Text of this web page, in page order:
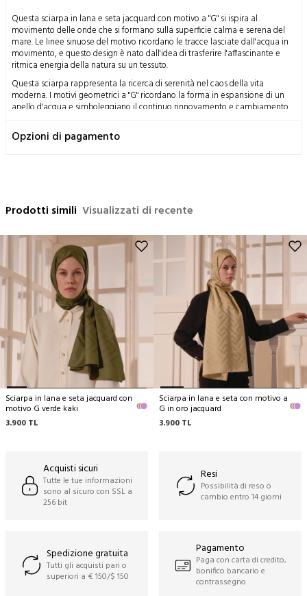
Questa sciarpa in lana e seta jacquard con motivo a "G" si ispira al
movimento delle onde che si formano sulla superficie calma e serena del
mare. Le linee sinuose del motivo ricordano le tracce lasciate dall'acqua in
movimento, e questo design è nato dall'idea di trasferire l'affascinante e
ritmica energia della natura su un tessuto.
Questa sciarpa rappresenta la ricerca di serenità nel caos della vita
moderna. I motivi geometrici a "G" ricordano la forma in espansione di un
anello d'acqua e simboleggiano il continuo rinnovamento e cambiamento.
La sua texture esprime la combinazione di lusso e comfort, mentre la
Composizione: 58% Seta 42% Lana
Questo prodotto, ottenuto dalla lavorazione del bozzolo del baco da
seta, un dono miracoloso della natura all'umanità, con metodi
tradizionali, ha una struttura delicata per natura.
Si consiglia solo il lavaggio a secco,
Si può stirare a temperatura media,
Non lavare a mano,
Non lavare in lavatrice,
Non strizzare.
Opzioni di pagamento
Prodotti simili Visualizzati di recente
Sciarpa in lana e seta jacquard con
motivo G verde kaki
3.900 TL
Sciarpa in lana e seta con motivo a
G in oro jacquard
3.900 TL
Acquisti sicuri
Tutte le tue informazioni
sono al sicuro con SSL a
256 bit
Resi
Possibilità di reso o
cambio entro 14 giorni
Spedizione gratuita
Tutti gli acquisti pari o
superiori a € 150/$ 150
Pagamento
Paga con carta di credito,
bonifico bancario e
contrassegno